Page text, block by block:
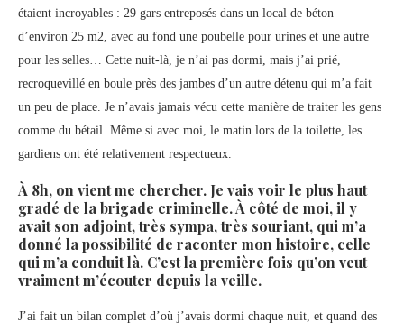
étaient incroyables : 29 gars entreposés dans un local de béton
d’environ 25 m2, avec au fond une poubelle pour urines et une autre
pour les selles… Cette nuit-là, je n’ai pas dormi, mais j’ai prié,
recroquevillé en boule près des jambes d’un autre détenu qui m’a fait
un peu de place. Je n’avais jamais vécu cette manière de traiter les gens
comme du bétail. Même si avec moi, le matin lors de la toilette, les
gardiens ont été relativement respectueux.
À 8h, on vient me chercher. Je vais voir le plus haut
gradé de la brigade criminelle. À côté de moi, il y
avait son adjoint, très sympa, très souriant, qui m’a
donné la possibilité de raconter mon histoire, celle
qui m’a conduit là. C’est la première fois qu’on veut
vraiment m’écouter depuis la veille.
J’ai fait un bilan complet d’où j’avais dormi chaque nuit, et quand des